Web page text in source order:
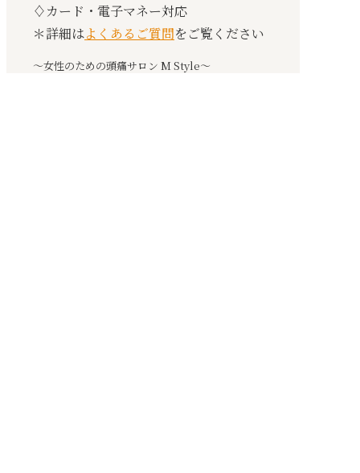
♢カード・電子マネー対応
＊詳細はよくあるご質問をご覧ください
〜女性のための頭痛サロン M Style〜